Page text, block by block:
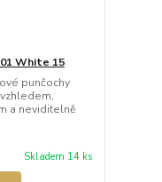
White 15
punčochy
a neviditelně
Skladem 14 ks